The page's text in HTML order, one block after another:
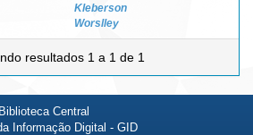
Kleberson
Worslley
resultados 1 a 1 de 1
Central
Informação Digital - GID